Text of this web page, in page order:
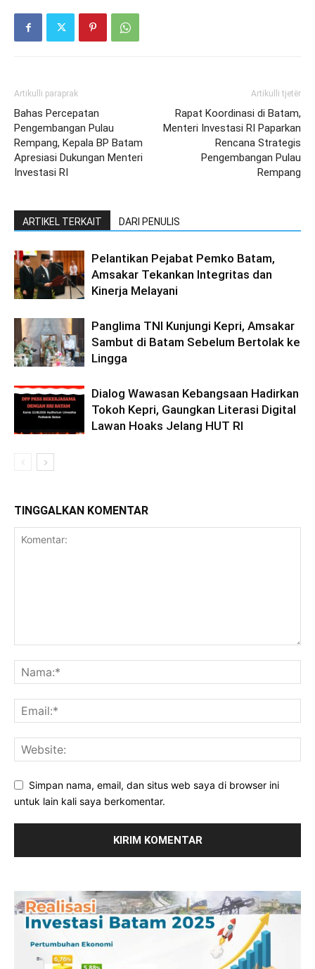
Artikulli paraprak
Bahas Percepatan
Pengembangan Pulau
Rempang, Kepala BP Batam
Apresiasi Dukungan Menteri
Investasi RI
Artikulli tjetër
Rapat Koordinasi di Batam,
Menteri Investasi RI Paparkan
Rencana Strategis
Pengembangan Pulau
Rempang
ARTIKEL TERKAIT DARI PENULIS
Pelantikan Pejabat Pemko Batam,
Amsakar Tekankan Integritas dan
Kinerja Melayani
Panglima TNI Kunjungi Kepri, Amsakar
Sambut di Batam Sebelum Bertolak ke
Lingga
Dialog Wawasan Kebangsaan Hadirkan
Tokoh Kepri, Gaungkan Literasi Digital
Lawan Hoaks Jelang HUT RI
TINGGALKAN KOMENTAR
Simpan nama, email, dan situs web saya di browser ini
untuk lain kali saya berkomentar.